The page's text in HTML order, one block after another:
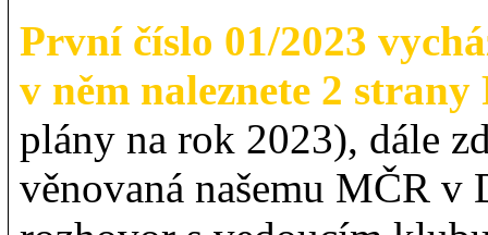
První číslo 01/2023
v něm naleznete 2 strany
plány na rok 2023), dále
věnovaná našemu MČR v